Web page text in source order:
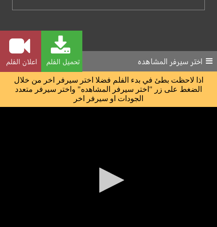
تحميل الفلم اعلان الفلم اختر سيرفر المشاهده
اذا لاحظت بطئ في بدء الفلم فضلا اختر سيرفر اخر من خلال
الضغط على زر "اختر سيرفر المشاهده" واختر سيرفر متعدد
الجودات او سيرفر اخر